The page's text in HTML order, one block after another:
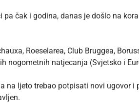
čak i godina, danas je došlo na
Roeselarea, Club Bruggea,
nogometnih natjecanja (Svjetsko i
na ljeto trebao potpisati novi ugovor